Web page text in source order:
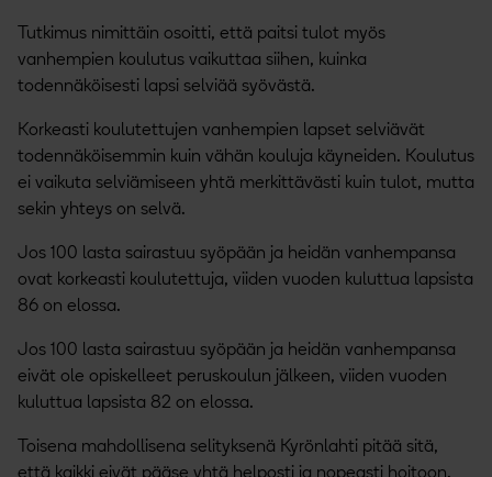
Tutkimus nimittäin osoitti, että paitsi tulot myös
vanhempien koulutus vaikuttaa siihen, kuinka
todennäköisesti lapsi selviää syövästä.
Korkeasti koulutettujen vanhempien lapset selviävät
todennäköisemmin kuin vähän kouluja käyneiden. Koulutus
ei vaikuta selviämiseen yhtä merkittävästi kuin tulot, mutta
sekin yhteys on selvä.
Jos 100 lasta sairastuu syöpään ja heidän vanhempansa
ovat korkeasti koulutettuja, viiden vuoden kuluttua lapsista
86 on elossa.
Jos 100 lasta sairastuu syöpään ja heidän vanhempansa
eivät ole opiskelleet peruskoulun jälkeen, viiden vuoden
kuluttua lapsista 82 on elossa.
Toisena mahdollisena selityksenä Kyrönlahti pitää sitä,
että kaikki eivät pääse yhtä helposti ja nopeasti hoitoon.